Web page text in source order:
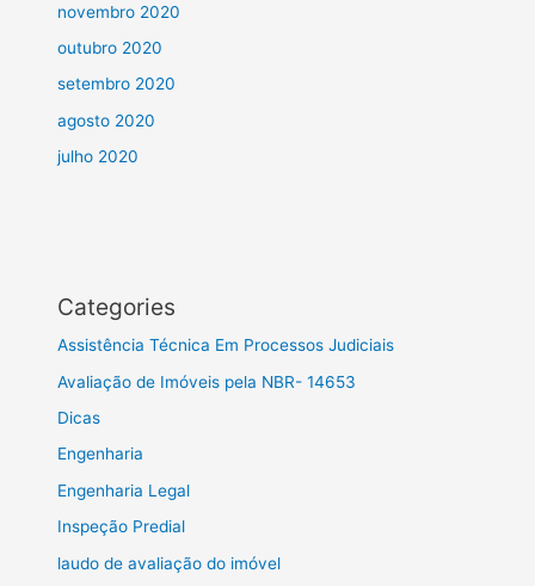
novembro 2020
outubro 2020
setembro 2020
agosto 2020
julho 2020
Categories
Assistência Técnica Em Processos Judiciais
Avaliação de Imóveis pela NBR- 14653
Dicas
Engenharia
Engenharia Legal
Inspeção Predial
laudo de avaliação do imóvel